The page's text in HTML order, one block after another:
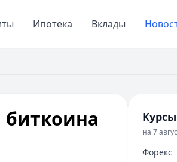
Ипотека Вклады
биткоина
на 7
Форекс